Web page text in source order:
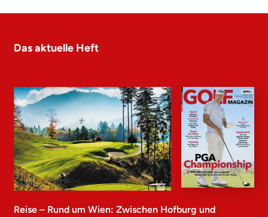
Das aktuelle Heft
Reise – Rund um Wien: Zwischen Hofburg und